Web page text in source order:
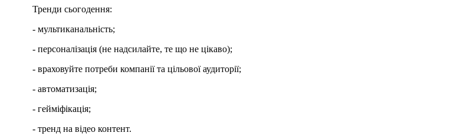
Тренди сьогодення:
- мультиканальність;
- персоналізація (не надсилайте, те що не цікаво);
- враховуйте потреби компанії та цільової аудиторії;
- автоматизація;
- гейміфікація;
- тренд на відео контент.